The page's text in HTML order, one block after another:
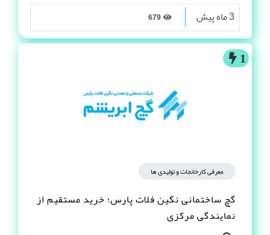
3 ماه پیش
1
معرفی کارخانجات و تولیدی ها
گچ ساختمانی نگین فلات پارس؛ خرید مستقیم از
نمایندگی مرکزی